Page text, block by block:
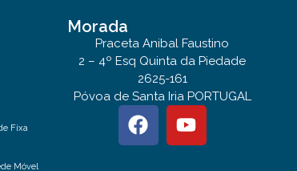
Fixa
Móvel
Morada
Praceta Anibal Faustino
2 – 4º Esq Quinta da Piedade
2625-161
Póvoa de Santa Iria PORTUGAL